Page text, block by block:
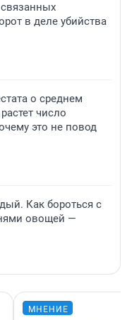
в деле убийства
о среднем
число
это не повод
Как бороться с
овощей —
МНЕНИЕ